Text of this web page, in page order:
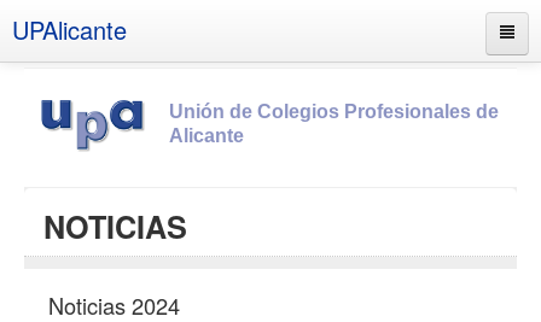
UPAlicante
Unión de Colegios Profesionales de
Alicante
NOTICIAS
Noticias 2024